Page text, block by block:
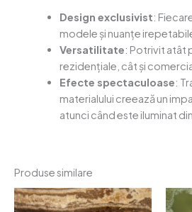
Design exclusivist:
modele și nuanțe
Versatilitate: Potrivit atât
rezidențiale, cât și
Efecte spectaculoase:
materialului creează un
atunci când este iluminat
Produse similare